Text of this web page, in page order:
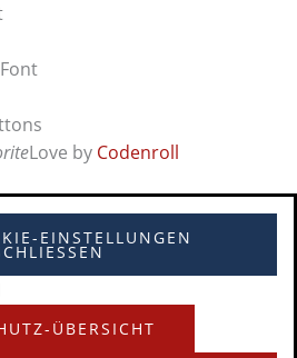
Love by Codenroll
EINSTELLUNGEN
ÜBERSICHT